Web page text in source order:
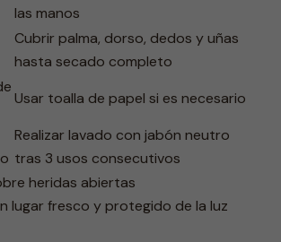
las manos
Cubrir palma, dorso, dedos y uñas
hasta secado completo
Usar toalla de papel si es necesario
Realizar lavado con jabón neutro
tras 3 usos consecutivos
heridas abiertas
lugar fresco y protegido de la luz